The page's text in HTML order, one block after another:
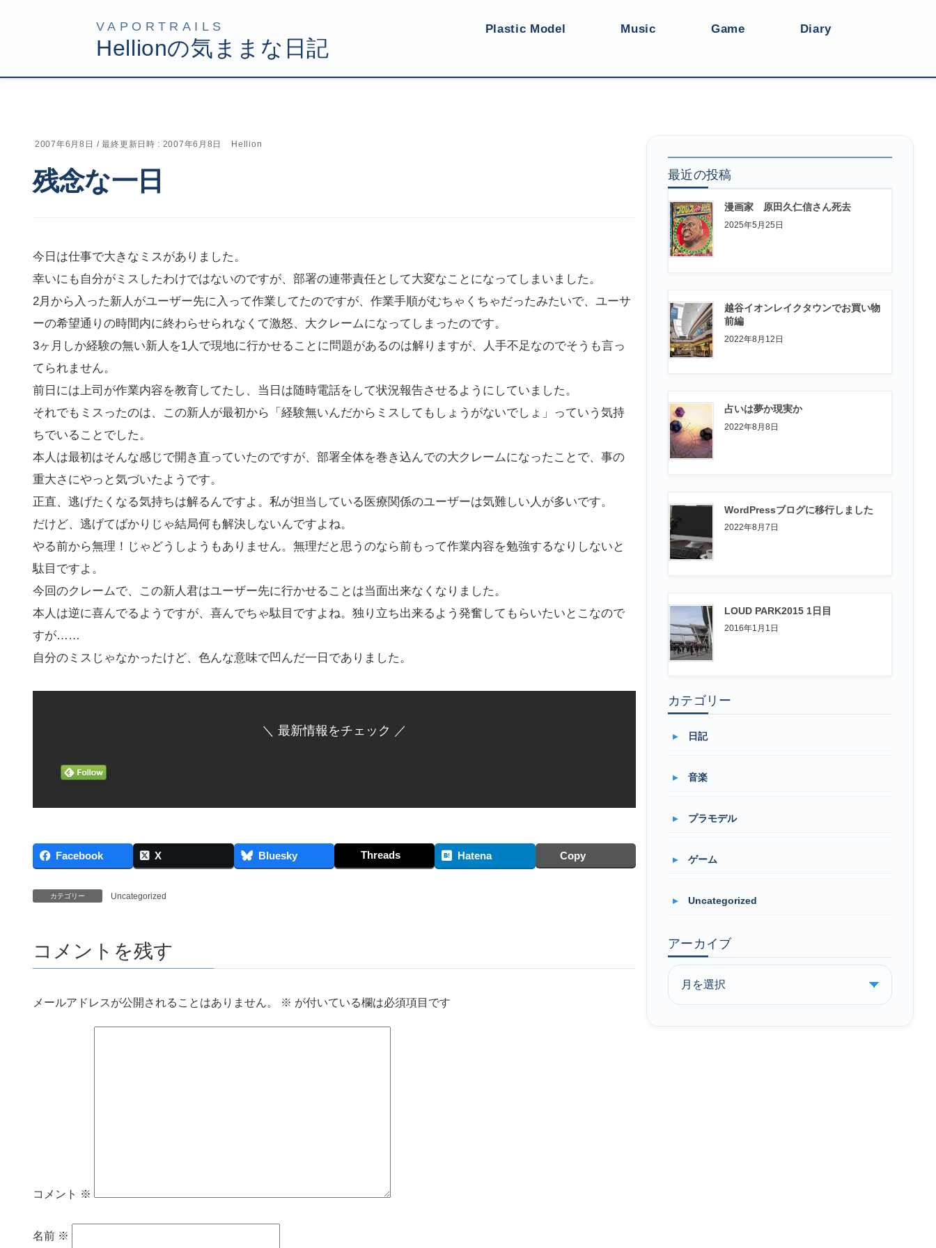
Plastic Model Music Game Diary
2007年6月8日 / 最終更新日時 : 2007年6月8日 Hellion
残念な一日
今日は仕事で大きなミスがありました。
幸いにも自分がミスしたわけではないのですが、部署の連帯責任として大変なことになってしまいました。
2月から入った新人がユーザー先に入って作業してたのですが、作業手順がむちゃくちゃだったみたいで、ユーサ
ーの希望通りの時間内に終わらせられなくて激怒、大クレームになってしまったのです。
3ヶ月しか経験の無い新人を1人で現地に行かせることに問題があるのは解りますが、人手不足なのでそうも言っ
てられません。
前日には上司が作業内容を教育してたし、当日は随時電話をして状況報告させるようにしていました。
それでもミスったのは、この新人が最初から「経験無いんだからミスしてもしょうがないでしょ」っていう気持
ちでいることでした。
本人は最初はそんな感じで開き直っていたのですが、部署全体を巻き込んでの大クレームになったことで、事の
重大さにやっと気づいたようです。
正直、逃げたくなる気持ちは解るんですよ。私が担当している医療関係のユーザーは気難しい人が多いです。
だけど、逃げてばかりじゃ結局何も解決しないんですよね。
やる前から無理！じゃどうしようもありません。無理だと思うのなら前もって作業内容を勉強するなりしないと
駄目ですよ。
今回のクレームで、この新人君はユーザー先に行かせることは当面出来なくなりました。
本人は逆に喜んでるようですが、喜んでちゃ駄目ですよね。独り立ち出来るよう発奮してもらいたいとこなので
すが……
自分のミスじゃなかったけど、色んな意味で凹んだ一日でありました。
＼ 最新情報をチェック ／
Facebook X Bluesky Threads Hatena Copy
カテゴリー Uncategorized
コメントを残す
メールアドレスが公開されることはありません。 ※ が付いている欄は必須項目です
コメント ※
名前 ※
最近の投稿
漫画家 原田久仁信さん死去
2025年5月25日
越谷イオンレイクタウンでお買い物
前編
2022年8月12日
占いは夢か現実か
2022年8月8日
WordPressブログに移行しました
2022年8月7日
LOUD PARK2015 1日目
2016年1月1日
カテゴリー
日記
音楽
プラモデル
ゲーム
Uncategorized
アーカイブ